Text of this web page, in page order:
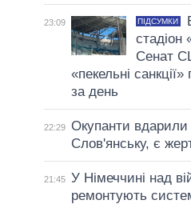
23:09 ПІДСУМКИ
стадіон
Сенат
«пекельні
за день
22:29 Окупанти
Слов'янську, є
21:45 У Німеччині над
ремонтують